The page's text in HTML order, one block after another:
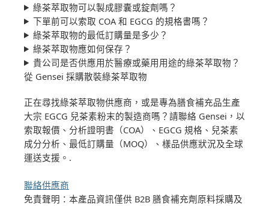
綠茶萃取物可以製成膠囊或錠劑嗎？
下單前可以索取 COA 和 EGCG 的規格書嗎？
綠茶萃取物的最低訂購量是多少？
綠茶萃取物應如何保存？
貴公司是否供應用於醫療或藥用用途的綠茶萃取物？
從 Gensei 採購散裝綠茶萃取物
正在尋找綠茶萃取物供應商，或是專為膳食補充品生產
大宗 EGCG 兒茶素粉末的製造商嗎？請聯絡 Gensei，以
索取報價、分析證明書（COA）、EGCG 規格、兒茶素
成分分析、最低訂購量（MOQ）、樣品供應狀況及全球
運送支援。.
聯絡供應商
免責聲明：本產品資訊僅供 B2B 膳食補充劑原料採購及